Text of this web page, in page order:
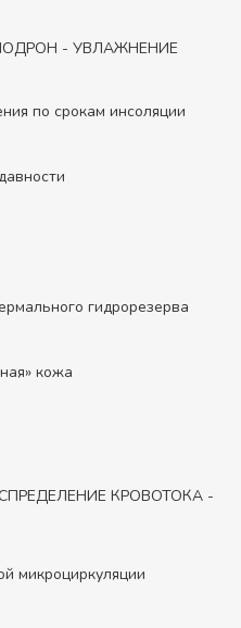
- УВЛАЖНЕНИЕ
по срокам инсоляции
гидрорезерва
кожа
КРОВОТОКА -
микроциркуляции